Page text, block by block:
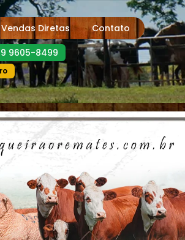
Vendas Diretas
Contato
9605-8499